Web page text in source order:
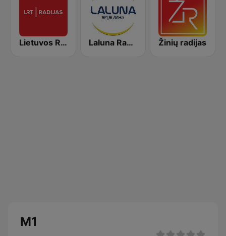
Lietuvos Radijas 1 (LRT) Laluna Radijo 94.9 FM Žinių radijas
M1